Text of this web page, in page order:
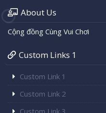
About Us
Cộng đồng Cùng Vui Chơi
Custom Links 1
Custom Link 1
Custom Link 2